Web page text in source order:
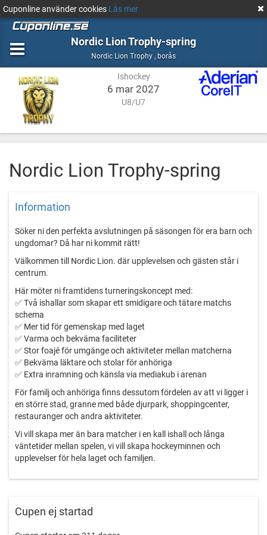
Cuponline använder cookies Läs mer
Nordic Lion Trophy-spring
Nordic Lion Trophy , Ishockey
boråsborås
Ishockey
6 mar 2027
U8/U7
Nordic Lion Trophy-spring
Information
Söker ni den perfekta avslutningen på säsongen för era barn och
ungdomar? Då har ni kommit rätt!
Välkommen till Nordic Lion. där upplevelsen och gästen står i
centrum.
Här möter ni framtidens turneringskoncept med:
✅ Två ishallar som skapar ett smidigare och tätare matchs
schema
✅ Mer tid för gemenskap med laget
✅ Varma och bekväma faciliteter
✅ Stor foajé för umgänge och aktiviteter mellan matcherna
✅ Bekväma läktare och stolar för anhöriga
✅ Extra inramning och känsla via mediakub i arenan
För familj och anhöriga finns dessutom fördelen av att vi ligger i
en större stad, granne med både djurpark, shoppingcenter,
restauranger och andra aktiviteter.
Vi vill skapa mer än bara matcher i en kall ishall och långa
väntetider mellan spelen, vi vill skapa hockeyminnen och
upplevelser för hela laget och familjen.
Nordic Lion – When Experience Matters!
Cupen ej startad